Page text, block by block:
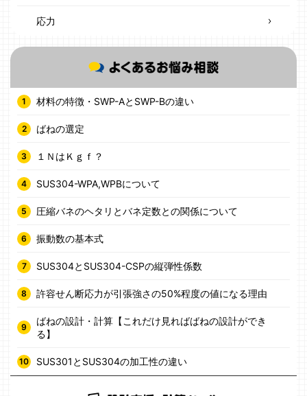
応力
材料の特徴・SWP-AとSWP-Bの違い
ばねの選定
１ＮはＫｇｆ？
SUS304-WPA,WPBについて
圧縮バネのヘタリとバネ定数との関係について
振動数の基本式
SUS304とSUS304-CSPの縦弾性係数
許容せん断応力が引張強さの50%程度の値になる理由
ばねの設計・計算【これだけ見ればばねの設計ができ
る】
SUS301とSUS304の加工性の違い